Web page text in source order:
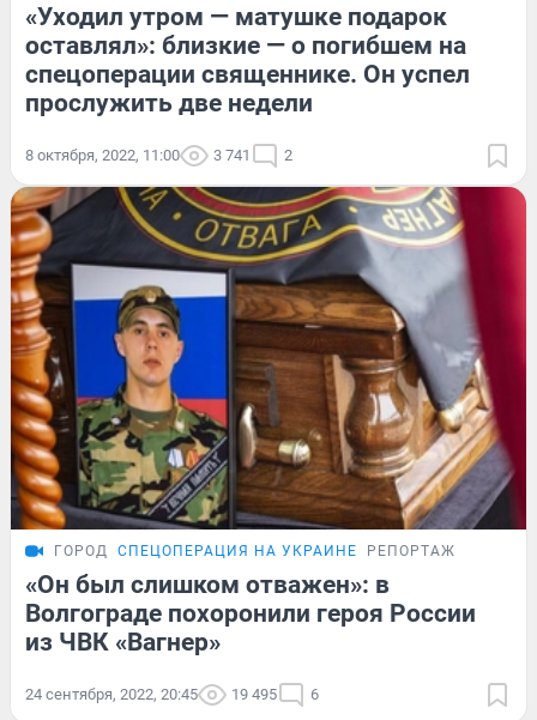
«Уходил утром — матушке подарок
оставлял»: близкие — о погибшем на
спецоперации священнике. Он успел
прослужить две недели
8 октября, 2022, 11:00 3 741 2
ГОРОД СПЕЦОПЕРАЦИЯ НА УКРАИНЕ РЕПОРТАЖ
«Он был слишком отважен»: в
Волгограде похоронили героя России
из ЧВК «Вагнер»
24 сентября, 2022, 20:45 19 495 6